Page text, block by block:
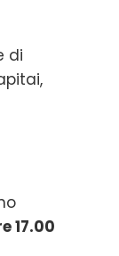
di
17.00